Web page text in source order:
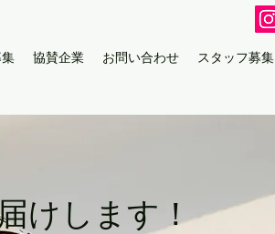
協賛企業 お問い合わせ スタッフ募集
けします！